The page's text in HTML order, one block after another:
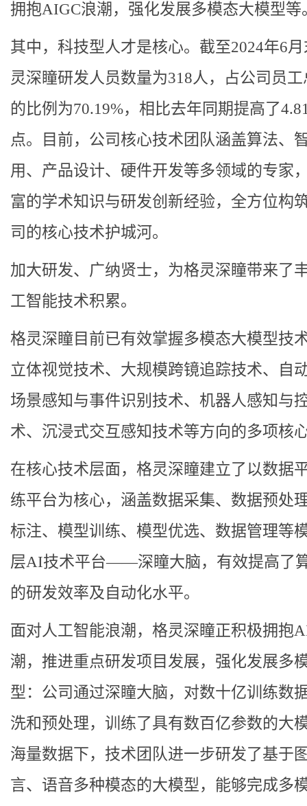
拥抱AIGC浪潮，强化发展多模态大模型等
其中，科技型人才是核心。截至2024年6
灵深瞳研发人员数量为318人，占公司员
的比例为70.19%，相比去年同期提高了
点。目前，公司核心技术团队涵盖算法、
用、产品设计、硬件开发等多领域的专家
富的学术知识与研发创新经验，全方位构
司的核心技术护城河。
加大研发、广纳贤士，为格灵深瞳带来了
工智能技术积累。
格灵深瞳目前已有效掌握多模态大模型技
立体视觉技术、大规模跨镜追踪技术、自
场景感知与事件识别技术、机器人感知与
术、沉浸式交互感知技术等方向的多项核
在核心技术层面，格灵深瞳建立了以数据
练平台为核心，涵盖数据采集、数据预处
标注、模型训练、模型优选、数据管理等
层AI技术平台——深瞳大脑，有效提高了
的研发效率及自动化水平。
面对人工智能浪潮，格灵深瞳正积极拥抱
潮，推进重点研发项目发展，强化发展多
型：公司通过深瞳大脑，对数十亿训练数
洗和预处理，训练了具有数百亿参数的大
海量数据下，技术团队进一步研发了基于
言、语音多种模态的大模型，能够完成多